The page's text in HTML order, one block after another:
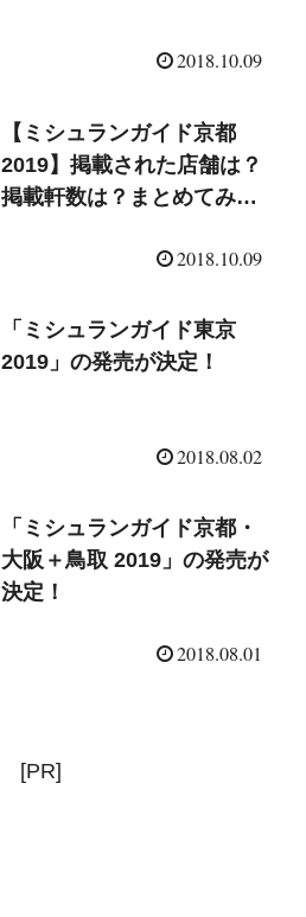
2018.10.09
【ミシュランガイド京都
2019】掲載された店舗は？
掲載軒数は？まとめてみま
2018.10.09
「ミシュランガイド東京
2019」の発売が決定！
2018.08.02
「ミシュランガイド京都・
大阪＋鳥取 2019」の発売が
決定！
2018.08.01
[PR]